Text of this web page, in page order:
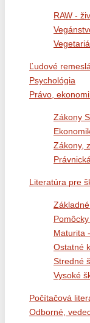
RAW -
Ľudové
Psychológia
Právo,
Zákony
Zákony,
Literatúra pre
Maturita
Ostatné
Stredné
Vysoké
Počítačová
Odborné,